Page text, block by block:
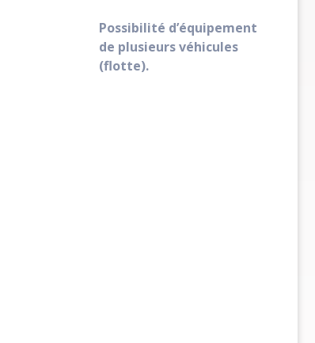
Possibilité d’équipement
de plusieurs véhicules
(flotte).